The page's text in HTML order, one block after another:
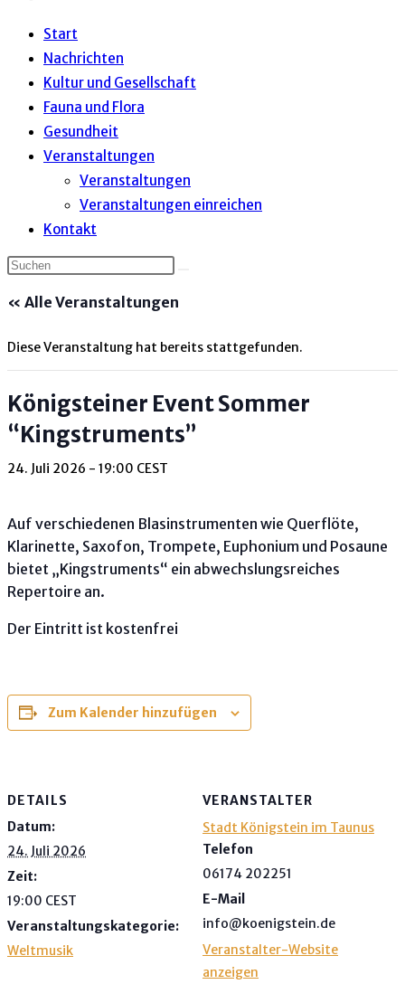
umschalten
Start
Nachrichten
Kultur und Gesellschaft
Fauna und Flora
Gesundheit
Veranstaltungen
Veranstaltungen
Veranstaltungen einreichen
Kontakt
« Alle Veranstaltungen
Diese Veranstaltung hat bereits stattgefunden.
Königsteiner Event Sommer
“Kingstruments”
24. Juli 2026 - 19:00 CEST
Auf verschiedenen Blasinstrumenten wie Querflöte,
Klarinette, Saxofon, Trompete, Euphonium und Posaune
bietet „Kingstruments“ ein abwechslungsreiches
Repertoire an.
Der Eintritt ist kostenfrei
Zum Kalender hinzufügen
DETAILS
Datum:
24. Juli 2026
Zeit:
19:00 CEST
Veranstaltungskategorie:
Weltmusik
VERANSTALTER
Stadt Königstein im Taunus
Telefon
06174 202251
E-Mail
info@koenigstein.de
Veranstalter-Website
anzeigen